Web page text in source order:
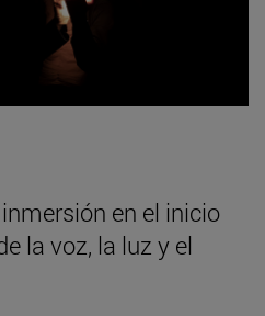
en el inicio
la voz, la luz y el